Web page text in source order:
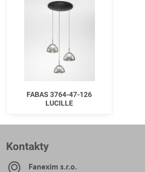
FABAS 3764-47-126
LUCILLE
Kontakty
Fanexim s​.r​.o​.